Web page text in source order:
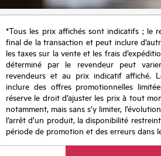
*Tous les prix affichés sont indicatifs ; le
final de la transaction et peut inclure
les taxes sur la vente et les frais
déterminé par le revendeur peut
revendeurs et au prix indicatif affiché.
inclure des offres promotionnelles
réserve le droit d’ajuster les prix à tout
notamment, mais sans s’y limiter,
l’arrêt d’un produit, la disponibilité
période de promotion et des erreurs dans